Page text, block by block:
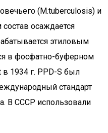
(M.tuberculosis) и
осаждается
этиловым
в фосфатно-буферном
в 1934 г. PPD-S был
стандарт
В СССР использовали